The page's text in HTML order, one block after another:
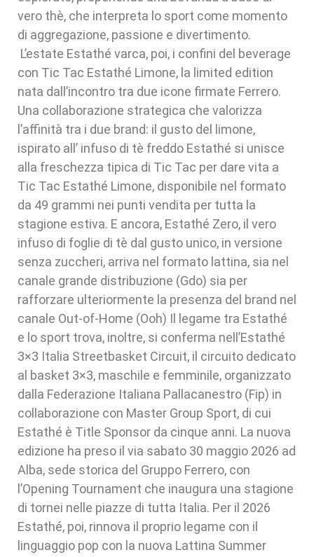
vero thè, che interpreta lo sport come momento
di aggregazione, passione e divertimento.
L’estate Estathé varca, poi, i confini del beverage
con Tic Tac Estathé Limone, la limited edition
nata dall’incontro tra due icone firmate Ferrero.
Una collaborazione strategica che valorizza
l’affinità tra i due brand: il gusto del limone,
ispirato all’ infuso di tè freddo Estathé si unisce
alla freschezza tipica di Tic Tac per dare vita a
Tic Tac Estathé Limone, disponibile nel formato
da 49 grammi nei punti vendita per tutta la
stagione estiva. E ancora, Estathé Zero, il vero
infuso di foglie di tè dal gusto unico, in versione
senza zuccheri, arriva nel formato lattina, sia nel
canale grande distribuzione (Gdo) sia per
rafforzare ulteriormente la presenza del brand nel
canale Out-of-Home (Ooh) Il legame tra Estathé
e lo sport trova, inoltre, si conferma nell’Estathé
3×3 Italia Streetbasket Circuit, il circuito dedicato
al basket 3×3, maschile e femminile, organizzato
dalla Federazione Italiana Pallacanestro (Fip) in
collaborazione con Master Group Sport, di cui
Estathé è Title Sponsor da cinque anni. La nuova
edizione ha preso il via sabato 30 maggio 2026 ad
Alba, sede storica del Gruppo Ferrero, con
l’Opening Tournament che inaugura una stagione
di tornei nelle piazze di tutta Italia. Per il 2026
Estathé, poi, rinnova il proprio legame con il
linguaggio pop con la nuova Lattina Summer